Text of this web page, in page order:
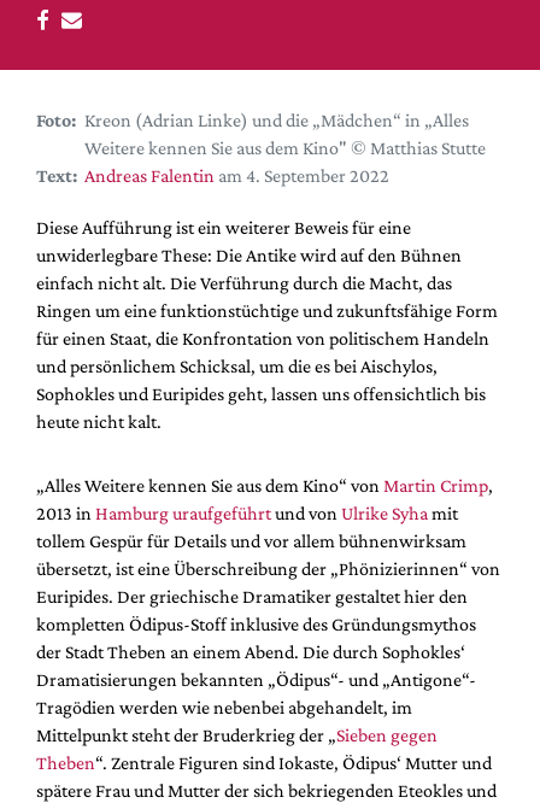
DdB-map
Kalender
Festival-Planer
Hefte
Alle Hefte
Leseproben
Podcast
Service
Shop / Abo
Newsletter
Autor:innen
Partner
Mediadaten
Suche
Foto: Kreon (Adrian Linke) und die „Mädchen“ in „Alles
Weitere kennen Sie aus dem Kino" © Matthias Stutte
Text: Andreas Falentin am 4. September 2022
Diese Aufführung ist ein weiterer Beweis für eine
unwiderlegbare These: Die Antike wird auf den Bühnen
einfach nicht alt. Die Verführung durch die Macht, das
Ringen um eine funktionstüchtige und zukunftsfähige Form
für einen Staat, die Konfrontation von politischem Handeln
und persönlichem Schicksal, um die es bei Aischylos,
Sophokles und Euripides geht, lassen uns offensichtlich bis
heute nicht kalt.
„Alles Weitere kennen Sie aus dem Kino“ von Martin Crimp,
2013 in Hamburg uraufgeführtund von Ulrike Syha mit
tollem Gespür für Details und vor allem bühnenwirksam
übersetzt, ist eine Überschreibung der „Phönizierinnen“ von
Euripides. Der griechische Dramatiker gestaltet hier den
kompletten Ödipus-Stoff inklusive des Gründungsmythos
der Stadt Theben an einem Abend. Die durch Sophokles‘
Dramatisierungen bekannten „Ödipus“- und „Antigone“-
Tragödien werden wie nebenbei abgehandelt, im
Mittelpunkt steht der Bruderkrieg der „Sieben gegen
Theben“. Zentrale Figuren sind Iokaste, Ödipus‘ Mutter und
spätere Frau und Mutter der sich bekriegenden Eteokles und